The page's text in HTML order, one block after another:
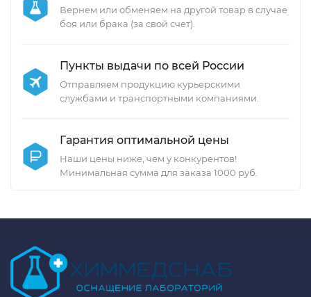
Вернем или обменяем на другой товар в случае
боя или брака (за свой счет).
Пункты выдачи по всей России
Отправляем продукцию курьерскими
службами и транспортными компаниями.
Гарантия оптимальной цены
Наши цены ниже, чем у конкурентов!
Минимальная сумма для заказа 1000 руб.